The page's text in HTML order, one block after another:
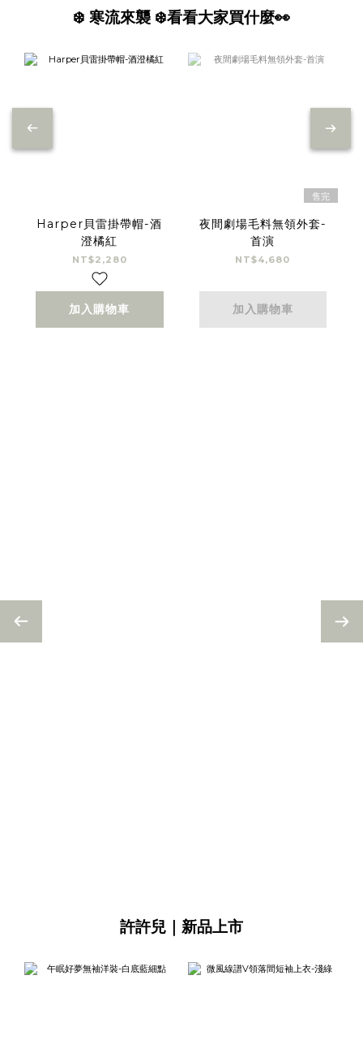
❄️ 寒流來襲 ❄️看看大家買什麼👀
Harper貝雷掛帶帽-酒
澄橘紅
NT$2,280
加入購物車
售完
夜間劇場毛料無領外套-
首演
NT$4,680
加入購物車
許許兒｜新品上市